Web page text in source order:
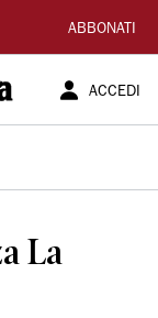
ABBONATI
ACCEDI
La